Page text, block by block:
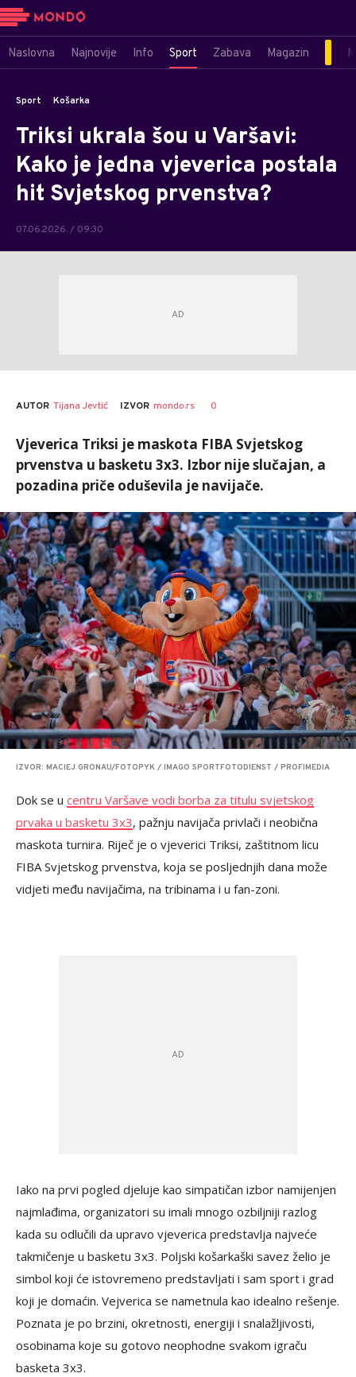
Naslovna Najnovije Info Sport Zabava Magazin
Sport Košarka
Triksi ukrala šou u Varšavi:
Kako je jedna vjeverica postala
hit Svjetskog prvenstva?
07.06.2026. / 09:30
AUTOR Tijana Jevtić IZVOR mondo.rs 0
Vjeverica Triksi je maskota FIBA Svjetskog
prvenstva u basketu 3x3. Izbor nije slučajan, a
pozadina priče oduševila je navijače.
IZVOR: MACIEJ GRONAU/FOTOPYK / IMAGO SPORTFOTODIENST / PROFIMEDIA
Dok se u centru Varšave vodi borba za titulu svjetskog
prvaka u basketu 3x3, pažnju navijača privlači i neobična
maskota turnira. Riječ je o vjeverici Triksi, zaštitnom licu
FIBA Svjetskog prvenstva, koja se posljednjih dana može
vidjeti među navijačima, na tribinama i u fan-zoni.
Iako na prvi pogled djeluje kao simpatičan izbor namijenjen
najmlađima, organizatori su imali mnogo ozbiljniji razlog
kada su odlučili da upravo vjeverica predstavlja najveće
takmičenje u basketu 3x3. Poljski košarkaški savez želio je
simbol koji će istovremeno predstavljati i sam sport i grad
koji je domaćin. Vejverica se nametnula kao idealno rešenje.
Poznata je po brzini, okretnosti, energiji i snalažljivosti,
osobinama koje su gotovo neophodne svakom igraču
basketa 3x3.